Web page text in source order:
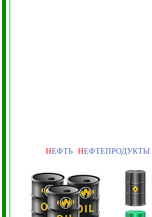
НЕФТЬ НЕФТЕПРОДУКТЫ